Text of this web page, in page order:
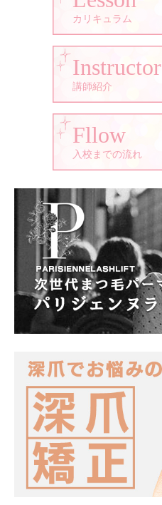
カリキュラム
Instructor
講師紹介
Fllow
入校までの流れ